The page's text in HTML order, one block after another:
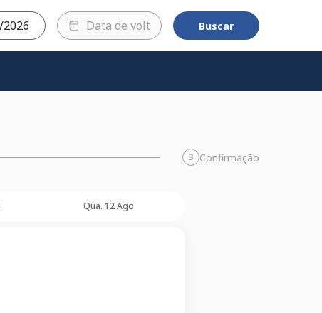
Buscar
3 Confirmação
Qua. 12 Ago